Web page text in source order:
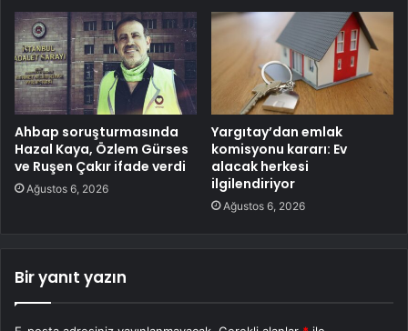
Ahbap soruşturmasında
Hazal Kaya, Özlem Gürses
ve Ruşen Çakır ifade verdi
Ağustos 6, 2026
Yargıtay’dan emlak
komisyonu kararı: Ev
alacak herkesi
ilgilendiriyor
Ağustos 6, 2026
Bir yanıt yazın